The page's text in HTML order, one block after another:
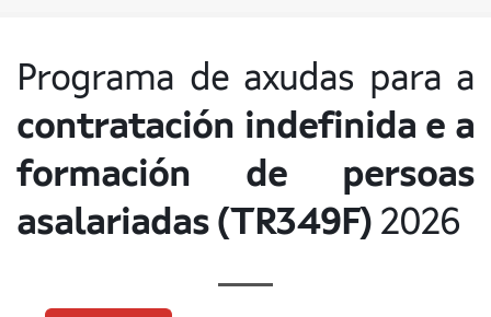
Programa de axudas para a
contratación indefinida e a
formación de persoas
asalariadas (TR349F) 2026